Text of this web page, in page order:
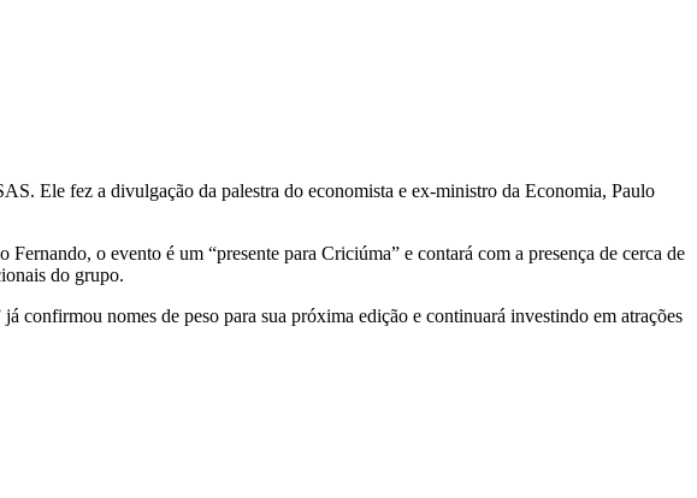
Ele fez a divulgação da palestra do economista e ex-ministro da Economia, Paulo
o evento é um “presente para Criciúma” e contará com a presença de cerca de
do grupo.
confirmou nomes de peso para sua próxima edição e continuará investindo em atrações